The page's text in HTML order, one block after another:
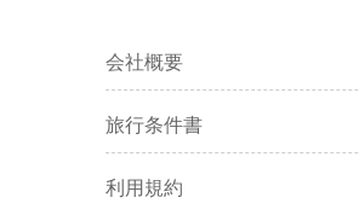
会社概要
旅行条件書
利用規約